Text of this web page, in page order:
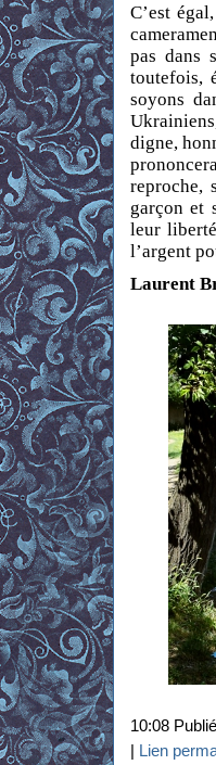
C’est
pas dans
toutefois,
soyons
digne,
reproche,
garçon et
leur
l’argent
Laurent
10:08
| Lien